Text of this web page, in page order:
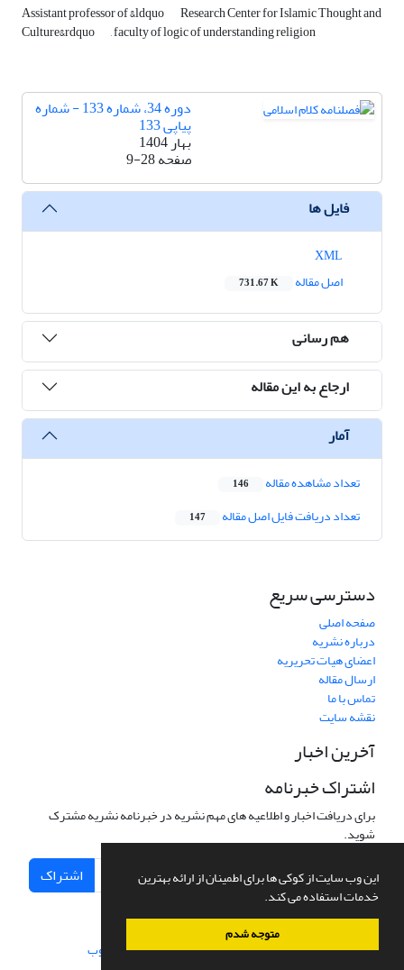
این وب سایت از کوکی ها برای اطمینان از ارائه بهترین
خدمات استفاده می کند.
متوجه شدم
Assistant professor of &ldquo Research Center for Islamic Thought and
Culture&rdquo , faculty of logic of understanding religion
دوره 34، شماره 133 - شماره
پیاپی 133
بهار 1404
صفحه9-28
فایل ها
اصل مقاله
731.67 K
هم رسانی
ارجاع به این مقاله
آمار
تعداد مشاهده مقاله 146
تعداد دریافت فایل اصل مقاله 147
دسترسی سریع
صفحه اصلی
درباره نشریه
اعضای هیات تحریریه
ارسال مقاله
تماس با ما
نقشه سایت
آخرین اخبار
اشتراک خبرنامه
برای دریافت اخبار و اطلاعیه های مهم نشریه در خبرنامه نشریه مشترک
شوید.
اشتراک
سامانه مدیریت نشریات علمی.طراحی و پیاده سازی از سیناوب